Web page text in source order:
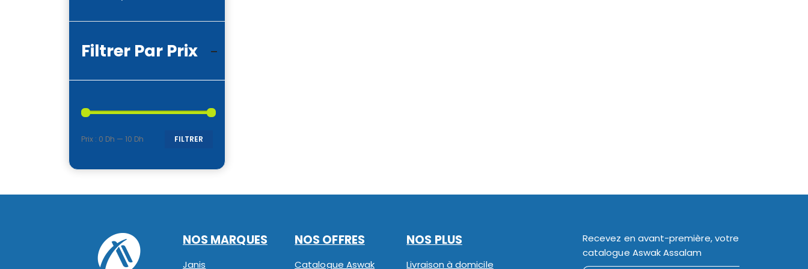
Filtrer Par Prix
FILTRER
Prix : 0 Dh — 10 Dh
NOS MARQUES
Janis
NOS OFFRES
Catalogue Aswak
NOS PLUS
Livraison à domicile
Recevez en avant-première, votre
catalogue Aswak Assalam